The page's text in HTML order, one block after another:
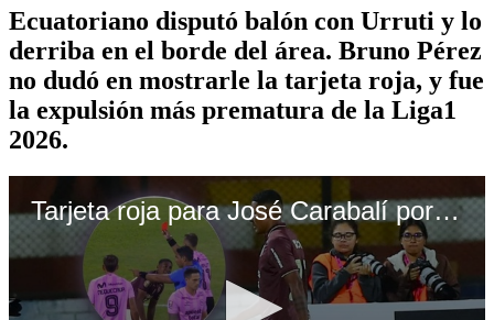
Ecuatoriano disputó balón con Urruti y lo
derriba en el borde del área. Bruno Pérez
no dudó en mostrarle la tarjeta roja, y fue
la expulsión más prematura de la Liga1
2026.
Tarjeta roja para José Carabalí por falta sobre Luis Urruti en el Universitario vs. Sport Boys. (Video: L1 MAX)